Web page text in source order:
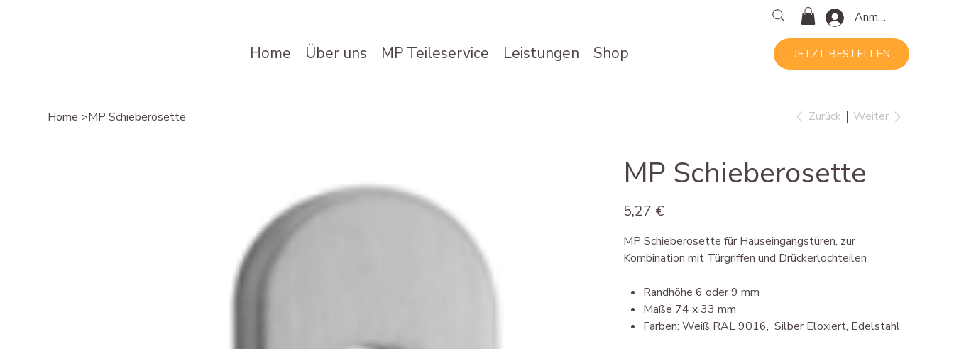
Home Über uns MP Teileservice Leistungen Shop JETZT BESTELLEN
Anmelden
Home >MP Schieberosette Zurück Weiter
MP Schieberosette
5,27 €
MP Schieberosette für Hauseingangstüren, zur
Kombination mit Türgriffen und Drückerlochteilen
Randhöhe 6 oder 9 mm
Maße 74 x 33 mm
Farben: Weiß RAL 9016, Silber Eloxiert, Edelstahl